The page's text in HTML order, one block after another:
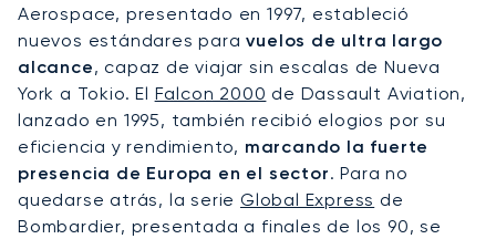
Aerospace, presentado en 1997, estableció
nuevos estándares paravuelos de ultra largo
alcance, capaz de viajar sin escalas de Nueva
York a Tokio. El Falcon 2000 de Dassault Aviation,
lanzado en 1995, también recibió elogios por su
eficiencia y rendimiento, marcando la fuerte
presencia de Europa en el sector. Para no
quedarse atrás, la serieGlobal Express de
Bombardier, presentada a finales de los 90, se